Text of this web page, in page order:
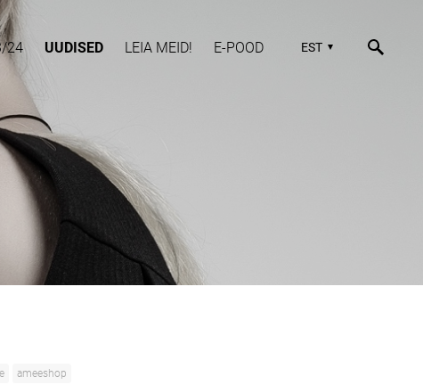
24 UUDISED LEIA MEID! E-POOD EST
ameeshop